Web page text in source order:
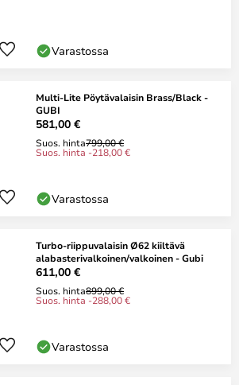
Varastossa
Multi-Lite Pöytävalaisin Brass/Black -
GUBI
581,00 €
Suos. hinta799,00 €
Suos. hinta -218,00 €
Varastossa
Turbo-riippuvalaisin Ø62 kiiltävä
alabasterivalkoinen/valkoinen - Gubi
611,00 €
Suos. hinta899,00 €
Suos. hinta -288,00 €
Varastossa